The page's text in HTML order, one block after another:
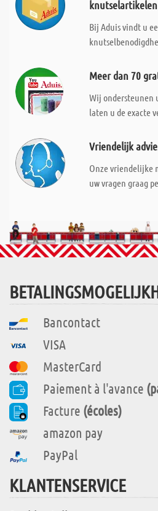
knutselartikelen
Bij Aduis vindt u
Meer dan 70
Wij ondersteunen
laten u de exacte
Vriendelijk
Onze vriendelijke
uw vragen graag
Bancontact
VISA
MasterCard
Paiement à l'avance
Facture (écoles)
amazon pay
PayPal
KLANTENSERVICE